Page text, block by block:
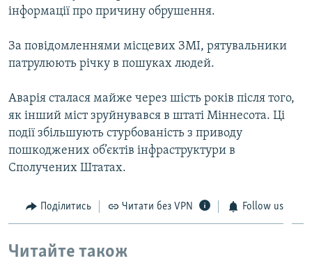
ДЕПОРТАЦІЯ
СВІДЧЕННЯ ОКУПАЦІЇ
ІНФОГРАФІКА
ЯК ОБІЙТИ БЛОКУВАННЯ
Русский
Qırımtatar
ДОЛУЧАЙСЯ!
Усі сайти RFE/RL
інформації про причину обрушення.
За повідомленнями місцевих ЗМІ, рятувальники
патрулюють річку в пошуках людей.
Аварія сталася майже через шість років після того,
як інший міст зруйнувався в штаті Міннесота. Ці
події збільшують стурбованість з приводу
пошкоджених об’єктів інфраструктури в
Сполучених Штатах.
Поділитись Читати без VPN Follow us
Читайте також